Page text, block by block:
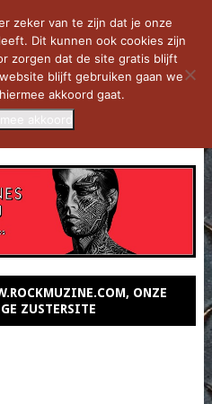
ONZE
ZUSTERSITE
zeker van te zijn dat je onze
Dit kunnen ook cookies zijn
zorgen dat de site gratis blijft
blijft gebruiken gaan we
akkoord gaat.
akkoord